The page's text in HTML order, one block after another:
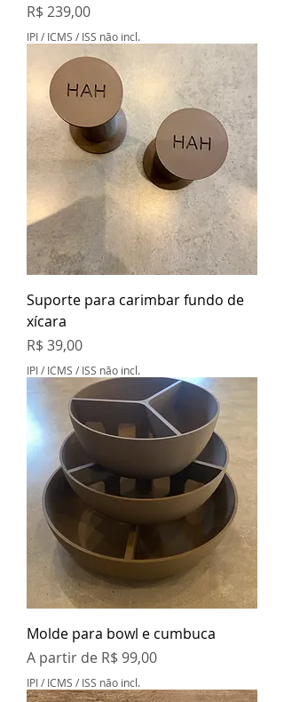
Preço
R$ 239,00
IPI / ICMS / ISS não incl.
Suporte para carimbar fundo de
xícara
Preço
R$ 39,00
IPI / ICMS / ISS não incl.
Molde para bowl e cumbuca
A partir de R$ 99,00
Preço promocional
IPI / ICMS / ISS não incl.